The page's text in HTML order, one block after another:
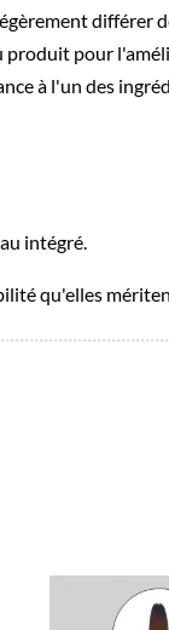
différer
pour
à l'un des
intégré.
qu'elles